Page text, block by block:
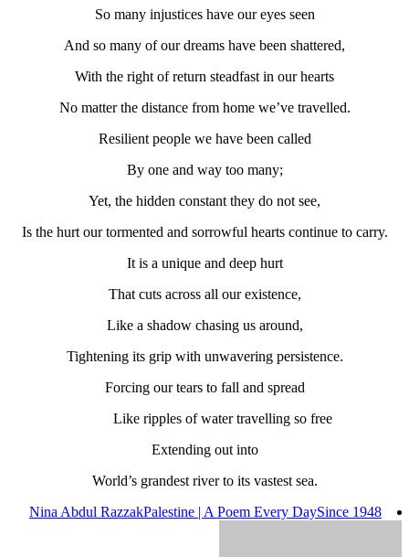
So many injustices have our eyes seen
And so many of our dreams have been shattered,
With the right of return steadfast in our hearts
No matter the distance from home we’ve travelled.
Resilient people we have been called
By one and way too many;
Yet, the hidden constant they do not see,
Is the hurt our tormented and sorrowful hearts continue to carry.
It is a unique and deep hurt
That cuts across all our existence,
Like a shadow chasing us around,
Tightening its grip with unwavering persistence.
Forcing our tears to fall and spread
Like ripples of water travelling so free
Extending out into
World’s grandest river to its vastest sea.
Nina Abdul RazzakPalestine | A Poem Every DaySince 1948